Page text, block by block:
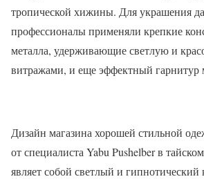
тропической хижины. Для украшения
профессионалы применяли крепкие
металла, удерживающие светлую и
витражами, и еще эффектный гарнитур
Дизайн магазина хорошей стильной
от специалиста Yabu Pushelber в
являет собой светлый и гипнотический